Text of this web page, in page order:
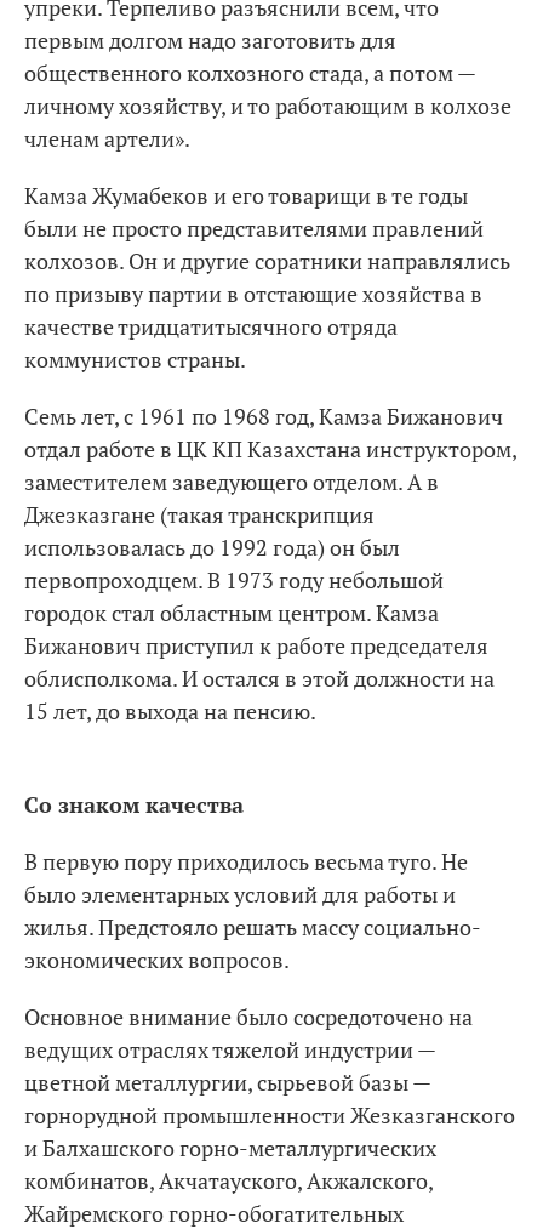
упреки. Терпеливо разъяснили всем, что
первым долгом надо заготовить для
общественного колхозного стада, а потом —
личному хозяйству, и то работающим в колхозе
членам артели».
Камза Жумабеков и его товарищи в те годы
были не просто представителями правлений
колхозов. Он и другие соратники направлялись
по призыву партии в отстающие хозяйства в
качестве тридцатитысячного отряда
коммунистов страны.
Семь лет, с 1961 по 1968 год, Камза Бижанович
отдал работе в ЦК КП Казахстана инструктором,
заместителем заведующего отделом. А в
Джезказгане (такая транскрипция
использовалась до 1992 года) он был
первопроходцем. В 1973 году небольшой
городок стал областным центром. Камза
Бижанович приступил к работе председателя
облисполкома. И остался в этой должности на
15 лет, до выхода на пенсию.
Со знаком качества
В первую пору приходилось весьма туго. Не
было элементарных условий для работы и
жилья. Предстояло решать массу социально-
экономических вопросов.
Основное внимание было сосредоточено на
ведущих отраслях тяжелой индустрии —
цветной металлургии, сырьевой базы —
горнорудной промышленности Жезказганского
и Балхашского горно-металлургических
комбинатов, Акчатауского, Акжалского,
Жайремского горно-обогатительных